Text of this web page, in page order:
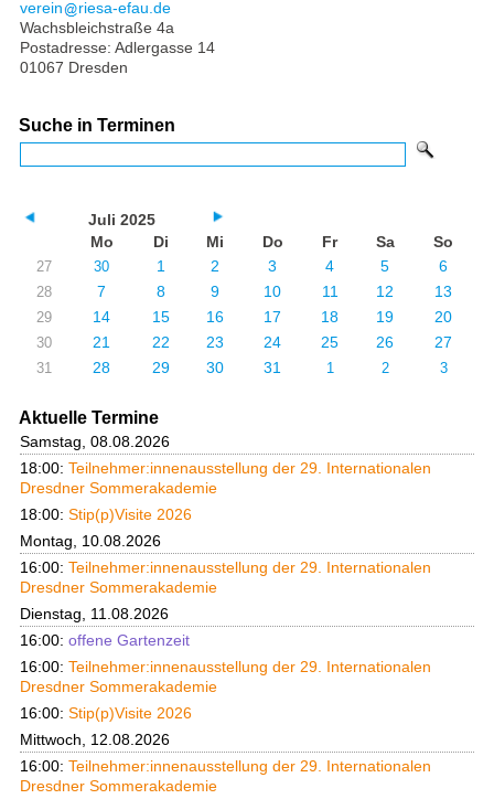
verein
riesa-efau.de
Wachsbleichstraße 4a
Postadresse: Adlergasse 14
01067 Dresden
Suche in Terminen
Juli 2025
Mo
Di Mi Do Fr Sa So
27 30 1 2 3 4 5 6
28 7 8 9 10 11 12 13
29 14 15 16 17 18 19 20
30 21 22 23 24 25 26 27
31 28 29 30 31 1 2 3
Aktuelle Termine
Samstag, 08.08.2026
18:00: Teilnehmer:innenausstellung der 29. Internationalen
Dresdner Sommerakademie
18:00: Stip(p)Visite 2026
Montag, 10.08.2026
16:00: Teilnehmer:innenausstellung der 29. Internationalen
Dresdner Sommerakademie
Dienstag, 11.08.2026
16:00: offene Gartenzeit
16:00: Teilnehmer:innenausstellung der 29. Internationalen
Dresdner Sommerakademie
16:00: Stip(p)Visite 2026
Mittwoch, 12.08.2026
16:00: Teilnehmer:innenausstellung der 29. Internationalen
Dresdner Sommerakademie